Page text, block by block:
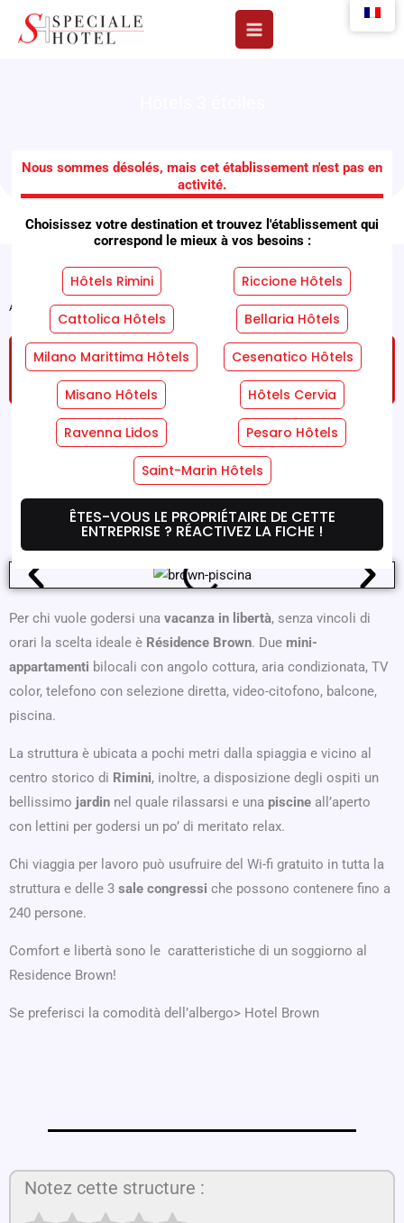
Nous sommes désolés, mais cet établissement n'est pas en
activité.
Choisissez votre destination et trouvez l'établissement qui
correspond le mieux à vos besoins :
Hôtels Rimini Riccione Hôtels
Cattolica Hôtels Bellaria Hôtels
Milano Marittima Hôtels Cesenatico Hôtels
Misano Hôtels Hôtels Cervia
Ravenna Lidos Pesaro Hôtels
Saint-Marin Hôtels
ÊTES-VOUS LE PROPRIÉTAIRE DE CETTE
ENTREPRISE ? RÉACTIVEZ LA FICHE !
Résidence Brown
Accueil "Installations"Résidence Brown
DEMANDEZ UN DEVIS GRATUIT ET SANS
ENGAGEMENT !
Services Hôteliers Services En Chambre
Où Nous Sommes Offres
Per chi vuole godersi una vacanza in libertà, senza vincoli di
orari la scelta ideale è Résidence Brown. Due mini-
appartamenti bilocali con angolo cottura, aria condizionata, TV
color, telefono con selezione diretta, video-citofono, balcone,
piscina.
La struttura è ubicata a pochi metri dalla spiaggia e vicino al
centro storico di Rimini, inoltre, a disposizione degli ospiti un
bellissimo jardin nel quale rilassarsi e una piscine all’aperto
con lettini per godersi un po’ di meritato relax.
Chi viaggia per lavoro può usufruire del Wi-fi gratuito in tutta la
struttura e delle 3 sale congressi che possono contenere fino a
240 persone.
Comfort e libertà sono le caratteristiche di un soggiorno al
Residence Brown!
Se preferisci la comodità dell’albergo> Hotel Brown
Notez cette structure :